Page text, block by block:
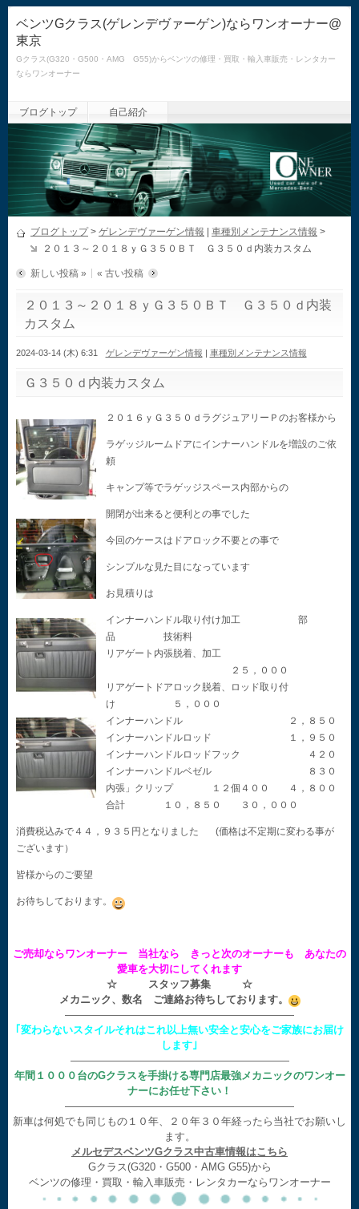
ベンツGクラス(ゲレンデヴァーゲン)ならワンオーナー@
東京
Gクラス(G320・G500・AMG G55)からベンツの修理・買取・輸入車販売・レンタカー
ならワンオーナー
ブログトップ 自己紹介
ブログトップ> ゲレンデヴァーゲン情報 車種別メンテナンス情報 >
２０１３～２０１８ｙＧ３５０ＢＴ Ｇ３５０ｄ内装カスタム
新しい投稿 » « 古い投稿
２０１３～２０１８ｙＧ３５０ＢＴ Ｇ３５０ｄ内装
カスタム
2024-03-14 (木) 6:31 ゲレンデヴァーゲン情報 | 車種別メンテナンス情報
Ｇ３５０ｄ内装カスタム
２０１６ｙＧ３５０ｄラグジュアリーＰのお客様から
ラゲッジルームドアにインナーハンドルを増設のご依
頼
キャンプ等でラゲッジスペース内部からの
開閉が出来ると便利との事でした
今回のケースはドアロック不要との事で
シンプルな見た目になっています
お見積りは
インナーハンドル取り付け加工 部
品 技術料
リアゲート内張脱着、加工
２５，０００
リアゲートドアロック脱着、ロッド取り付
け ５，０００
インナーハンドル ２，８５０
インナーハンドルロッド １，９５０
インナーハンドルロッドフック ４２０
インナーハンドルベゼル ８３０
内張」クリップ １２個４００ ４，８００
合計 １０，８５０ ３０，０００
消費税込みで４４，９３５円となりました (価格は不定期に変わる事が
ございます）
皆様からのご要望
お待ちしております。
ご売却ならワンオーナー 当社なら きっと次のオーナーも あなたの
愛車を大切にしてくれます
☆ スタッフ募集 ☆
メカニック、数名 ご連絡お待ちしております。
——————————————————————
｢変わらないスタイルそれはこれ以上無い安全と安心をご家族にお届け
します｣
—————————————————————
年間１０００台のGクラスを手掛ける専門店最強メカニックのワンオー
ナーにお任せ下さい！
——————————————————————
新車は何処でも同じもの１０年、２０年３０年経ったら当社でお願いし
ます。
メルセデスベンツGクラス中古車情報はこちら
Gクラス(G320・G500・AMG G55)から
ベンツの修理・買取・輸入車販売・レンタカーならワンオーナー